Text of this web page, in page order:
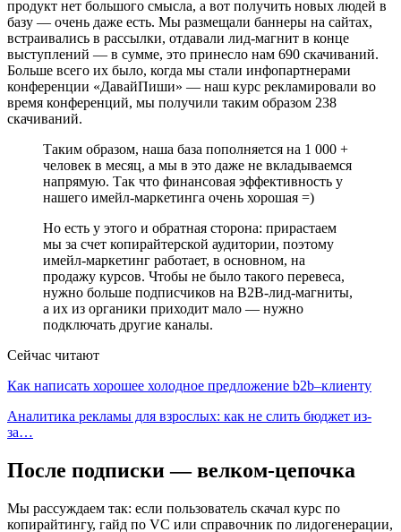
продукт нет большого смысла, а вот получить новых людей в
базу — очень даже есть. Мы размещали баннеры на сайтах,
встраивались в рассылки, отдавали лид-магнит в конце
выступлений — в сумме, это принесло нам 690 скачиваний.
Больше всего их было, когда мы стали инфопартнерами
конференции «ДавайПиши» — наш курс рекламировали во
время конференций, мы получили таким образом 238
скачиваний.
Таким образом, наша база пополняется на 1 000 +
человек в месяц, а мы в это даже не вкладываемся
напрямую. Так что финансовая эффективность у
нашего имейл-маркетинга очень хорошая =)
Но есть у этого и обратная сторона: прирастаем
мы за счет копирайтерской аудитории, поэтому
имейл-маркетинг работает, в основном, на
продажу курсов. Чтобы не было такого перевеса,
нужно больше подписчиков на B2B-лид-магниты,
а их из органики приходит мало — нужно
подключать другие каналы.
Сейчас читают
Как написать хорошее холодное предложение b2b–клиенту
Аналитика рекламы для взрослых: как не слить бюджет из-
за…
После подписки — велком-цепочка
Мы рассуждаем так: если пользователь скачал курс по
копирайтингу, гайд по VC или справочник по лидогенерации,